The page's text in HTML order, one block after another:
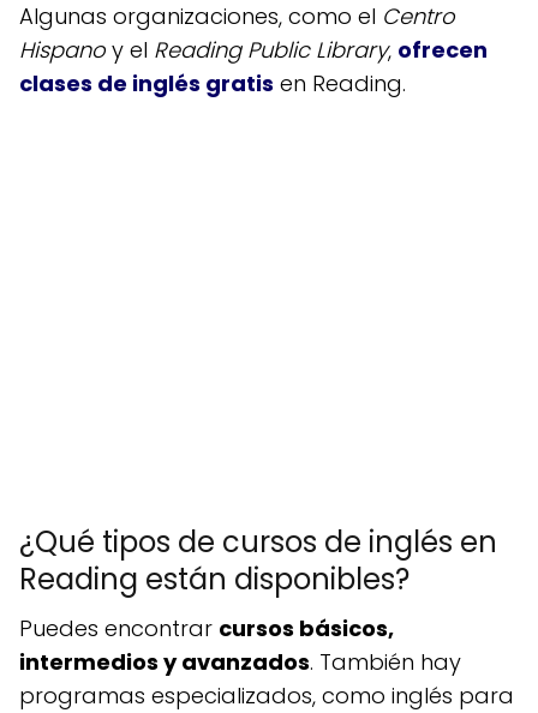
Algunas organizaciones, como el Centro
Hispano y el Reading Public Library, ofrecen
clases de inglés gratis en Reading.
¿Qué tipos de cursos de inglés en
Reading están disponibles?
Puedes encontrar cursos básicos,
intermedios y avanzados. También hay
programas especializados, como inglés para